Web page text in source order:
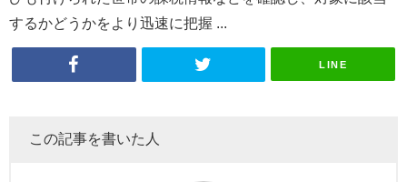
するかどうかをより迅速に把握 ...
LINE
この記事を書いた人